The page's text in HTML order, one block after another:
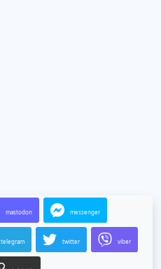
mastodon messenger
telegram twitter viber